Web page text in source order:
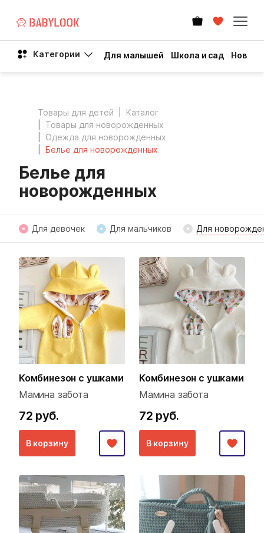
Категории Для малышей Школа и сад Новый
Товары для детей
Каталог
Товары для новорожденных
Одежда для новорожденных
Белье для новорожденных
Белье для
новорожденных
Для девочек Для мальчиков Для
Комбинезон с ушками
Мамина забота
72 руб.
В корзину
Комбинезон с ушками
Мамина забота
72 руб.
В корзину